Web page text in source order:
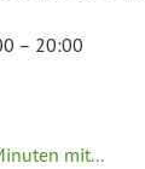
– 20:00
mit...